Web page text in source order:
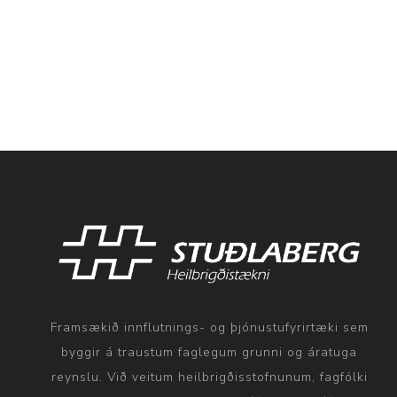
Framsækið innflutnings- og þjónustufyrirtæki sem
byggir á traustum faglegum grunni og áratuga
reynslu. Við veitum heilbrigðisstofnunum, fagfólki